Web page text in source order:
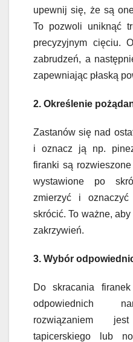
upewnij się, że są
To pozwoli uniknąć
precyzyjnym cięciu.
zabrudzeń, a
zapewniając płaską
2. Określenie
Zastanów się nad
i oznacz ją np.
firanki są
wystawione po
zmierzyć i
skrócić. To ważne,
zakrzywień.
3. Wybór
Do skracania
odpowiednich
rozwiązaniem
tapicerskiego lub